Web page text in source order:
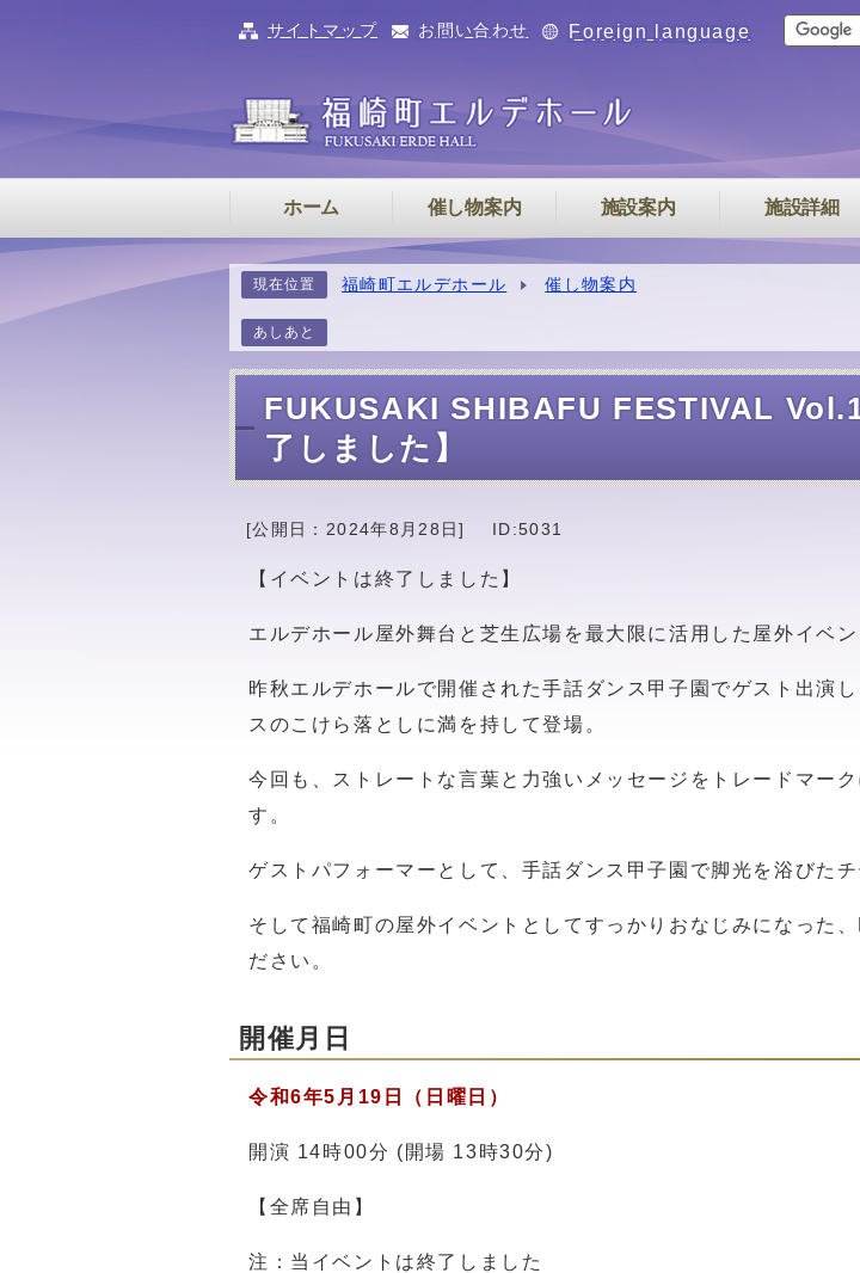
サイトマップ お問い合わせ Foreign language
ホーム 催し物案内 施設案内 施設詳細
現在位置 福崎町エルデホール 催し物案内
あしあと
FUKUSAKI SHIBAFU FESTIVAL
了しました】
[公開日： 2024年8月28日] ID:5031
【イベントは終了しました】
エルデホール屋外舞台と芝生広場を最大限に活用した屋外イベン
昨秋エルデホールで開催された手話ダンス甲子園でゲスト出演
スのこけら落としに満を持して登場。
今回も、ストレートな言葉と力強いメッセージをトレードマー
す。
ゲストパフォーマーとして、手話ダンス甲子園で脚光を浴びた
そして福崎町の屋外イベントとしてすっかりおなじみになった
ださい。
開催月日
令和6年5月19日（日曜日）
開演 14時00分 (開場 13時30分)
【全席自由】
注：当イベントは終了しました